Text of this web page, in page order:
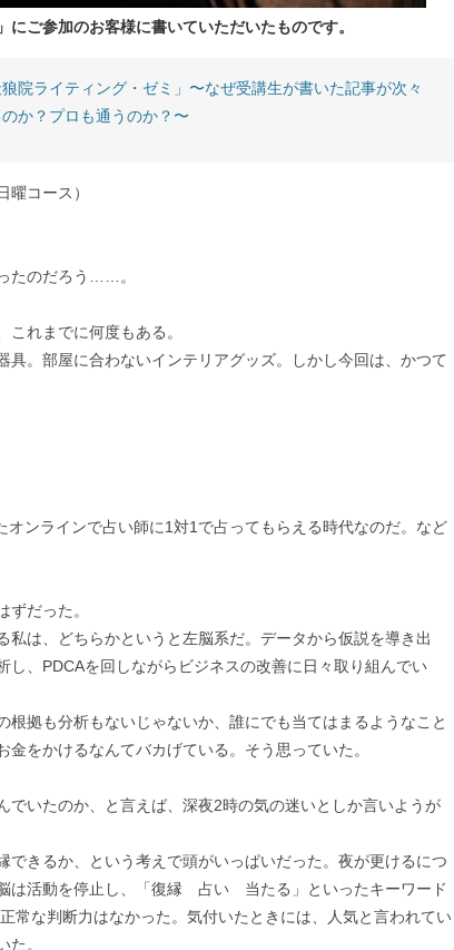
にご参加のお客様に書いていただいたものです。
院ライティング・ゼミ」〜なぜ受講生が書いた記事が次々
か？プロも通うのか？〜
コース）
たのだろう……。
れまでに何度もある。
具。部屋に合わないインテリアグッズ。しかし今回は、かつて
オンラインで占い師に1対1で占ってもらえる時代なのだ。など
ずだった。
私は、どちらかというと左脳系だ。データから仮説を導き出
し、PDCAを回しながらビジネスの改善に日々取り組んでい
根拠も分析もないじゃないか、誰にでも当てはまるようなこと
をかけるなんてバカげている。そう思っていた。
でいたのか、と言えば、深夜2時の気の迷いとしか言いようが
できるか、という考えで頭がいっぱいだった。夜が更けるにつ
は活動を停止し、「復縁 占い 当たる」といったキーワード
常な判断力はなかった。気付いたときには、人気と言われてい
た。